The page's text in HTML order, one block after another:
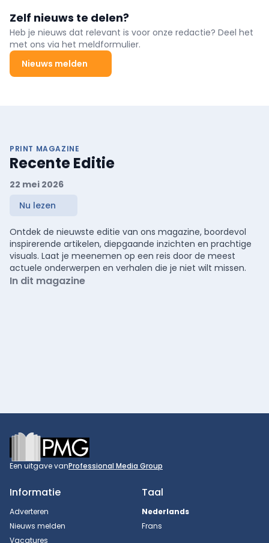
Zelf nieuws te delen?
Heb je nieuws dat relevant is voor onze redactie? Deel het
met ons via het meldformulier.
Nieuws melden
PRINT MAGAZINE
Recente Editie
22 mei 2026
Nu lezen
Ontdek de nieuwste editie van ons magazine, boordevol
inspirerende artikelen, diepgaande inzichten en prachtige
visuals. Laat je meenemen op een reis door de meest
actuele onderwerpen en verhalen die je niet wilt missen.
In dit magazine
Footer
Een uitgave vanProfessional Media Group
Informatie
Adverteren
Nieuws melden
Vacatures
Taal
Nederlands
Frans